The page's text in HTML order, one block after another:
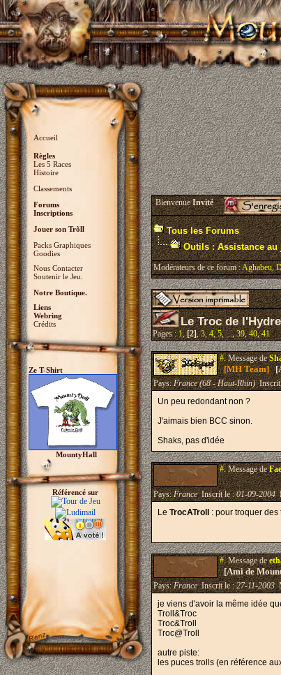
Accueil
Règles
Les 5 Races
Histoire
Classements
Forums
Inscriptions
Jouer son Trõll
Packs Graphiques
Goodies
Nous Contacter
Soutenir le Jeu.
Notre Boutique.
Liens
Webring
Crédits
Ze T-Shirt
MountyHall
Référencé sur
BienvenueInvité
Tous les Forums
Outils : Assistance au
Modérateurs de ce forum :Aghabeu,
Le Troc de
Pages :1,[2],3,4,5, ...,39,40,41
#.Message de
[MH Team]
Pays:France (68 - Haut-Rhin)
Un peu redondant non ?
J'aimais bien BCC sinon.
Shaks, pas d'idée
#.Message de
Pays:FranceInscrit le :01-09-2004
Le TrocATroll : pour troquer
#.Message de
[Ami de
Pays:FranceInscrit le :27-11-2003
je viens d'avoir la même idée
Troll&Troc
Troc&Troll
Troc@Troll
autre piste:
les puces trolls (en référence